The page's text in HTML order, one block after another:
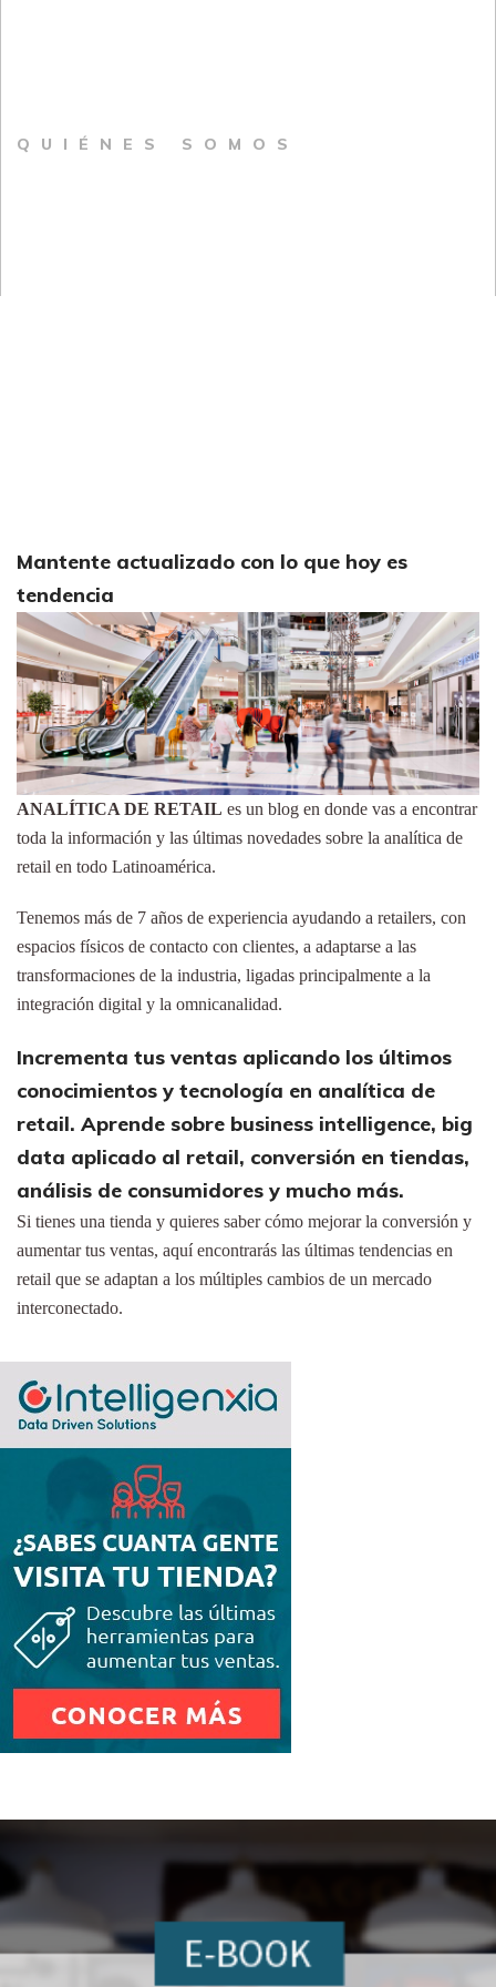
QUIÉNES SOMOS
Mantente actualizado con lo que hoy es
tendencia
ANALÍTICA DE RETAIL es un blog en donde vas a encontrar
toda la información y las últimas novedades sobre la analítica de
retail en todo Latinoamérica.
Tenemos más de 7 años de experiencia ayudando a retailers, con
espacios físicos de contacto con clientes, a adaptarse a las
transformaciones de la industria, ligadas principalmente a la
integración digital y la omnicanalidad.
Incrementa tus ventas aplicando los últimos
conocimientos y tecnología en analítica de
retail. Aprende sobre business intelligence, big
data aplicado al retail, conversión en tiendas,
análisis de consumidores y mucho más.
Si tienes una tienda y quieres saber cómo mejorar la conversión y
aumentar tus ventas, aquí encontrarás las últimas tendencias en
retail que se adaptan a los múltiples cambios de un mercado
interconectado.